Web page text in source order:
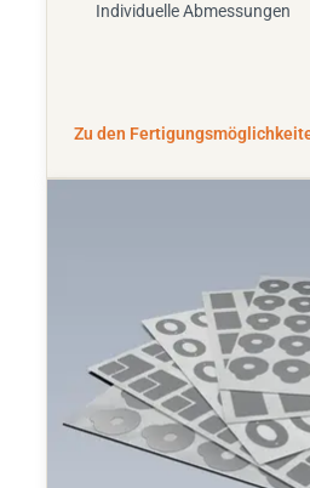
Individuelle Abmessungen
Zu den